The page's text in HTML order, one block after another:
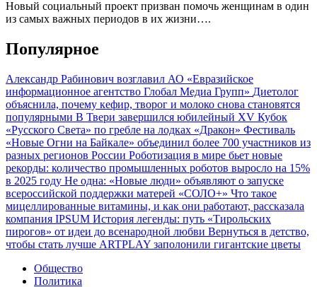
Новый социальный проект призван помочь женщинам в один
из самых важных периодов в их жизни….
Популярное
Александр Рабинович возглавил АО «Евразийское
информационное агентство Глобал Медиа Групп» Диетолог
объяснила, почему кефир, творог и молоко снова становятся
популярными В Твери завершился юбилейный XV Кубок
«Русского Света» по гребле на лодках «Дракон» Фестиваль
«Новые Огни на Байкале» объединил более 700 участников из
разных регионов России Роботизация в мире бьет новые
рекорды: количество промышленных роботов выросло на 15%
в 2025 году Не одна: «Новые люди» объявляют о запуске
всероссийской поддержки матерей «СОЛО+» Что такое
мицеллированные витамины, и как они работают, рассказала
компания IPSUM История легенды: путь «Тирольских
пирогов» от идеи до всенародной любви Вернуться в детство,
чтобы стать лучше ARTPLAY заполонили гигантские цветы
Общество
Политика